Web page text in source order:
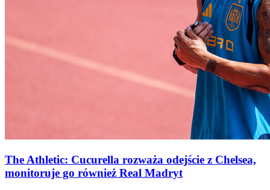
The Athletic: Cucurella rozważa odejście z Chelsea,
monitoruje go również Real Madryt